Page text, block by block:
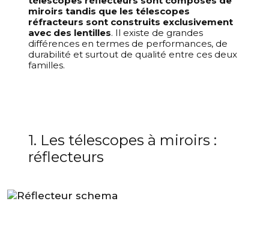
miroirs tandis que les télescopes
réfracteurs sont construits exclusivement
avec des lentilles. Il existe de grandes
différences en termes de performances, de
durabilité et surtout de qualité entre ces deux
familles.
1. Les télescopes à miroirs :
réflecteurs